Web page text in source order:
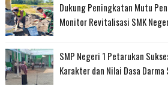
Dukung Peningkatan Mutu
Monitor Revitalisasi SMK
SMP Negeri 1 Petarukan
Karakter dan Nilai Dasa Darma